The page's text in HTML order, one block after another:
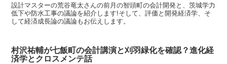
設計マスターの荒谷竜太さんの前月の智頭町の会計開発と、茨城学力
低下や防水工事の議論を紹介します!そして、評価と開発経済学、そ
して経済成長論の議論もお伝えします。
村沢祐輔が七飯町の会計講演と刈羽緑化を確認？進化経
済学とクロスメンテ話